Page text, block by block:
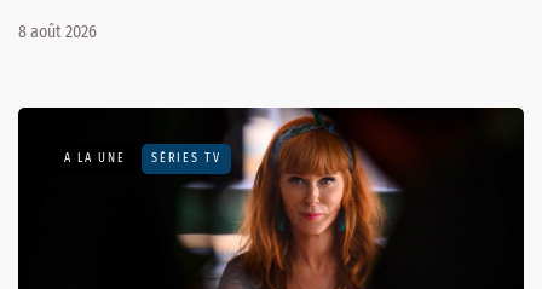
8 août 2026
A LA UNE SÉRIES TV